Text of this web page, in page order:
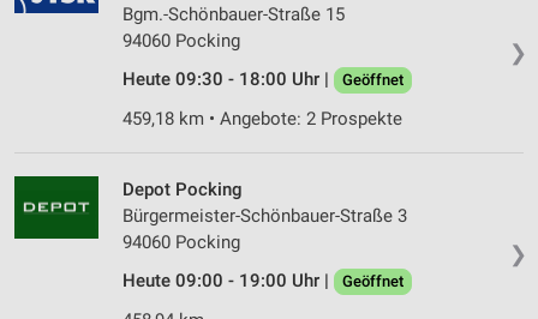
❯
Bgm.-Schönbauer-Straße 15
94060 Pocking
Heute 09:30 - 18:00 Uhr |
Geöffnet
459,18 km • Angebote: 2 Prospekte
❯
Depot Pocking
Bürgermeister-Schönbauer-Straße 3
94060 Pocking
Heute 09:00 - 19:00 Uhr |
Geöffnet